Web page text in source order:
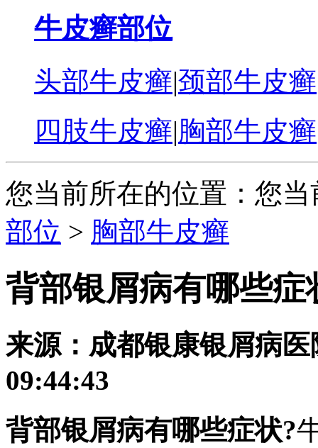
牛皮癣部位
头部牛皮癣|颈部牛皮癣
四肢牛皮癣|胸部牛皮癣
您当前所在的位置：您
部位 > 胸部牛皮癣
背部银屑病有哪些症
来源：成都银康银屑病
09:44:43
背部银屑病有哪些症状?